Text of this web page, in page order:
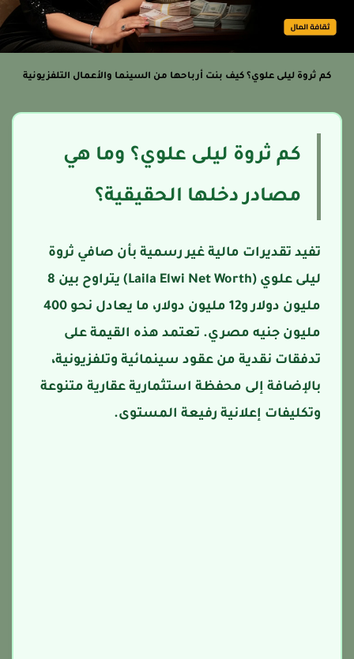
كم ثروة ليلى علوي؟ كيف بنت أرباحها من السينما والأعمال التلفزيونية
كم ثروة ليلى علوي؟ وما هي
مصادر دخلها الحقيقية؟
تفيد تقديرات مالية غير رسمية بأن صافي ثروة
ليلى علوي (Laila Elwi Net Worth) يتراوح بين 8
مليون دولار و12 مليون دولار، ما يعادل نحو 400
مليون جنيه مصري. تعتمد هذه القيمة على
تدفقات نقدية من عقود سينمائية وتلفزيونية،
بالإضافة إلى محفظة استثمارية عقارية متنوعة
وتكليفات إعلانية رفيعة المستوى.